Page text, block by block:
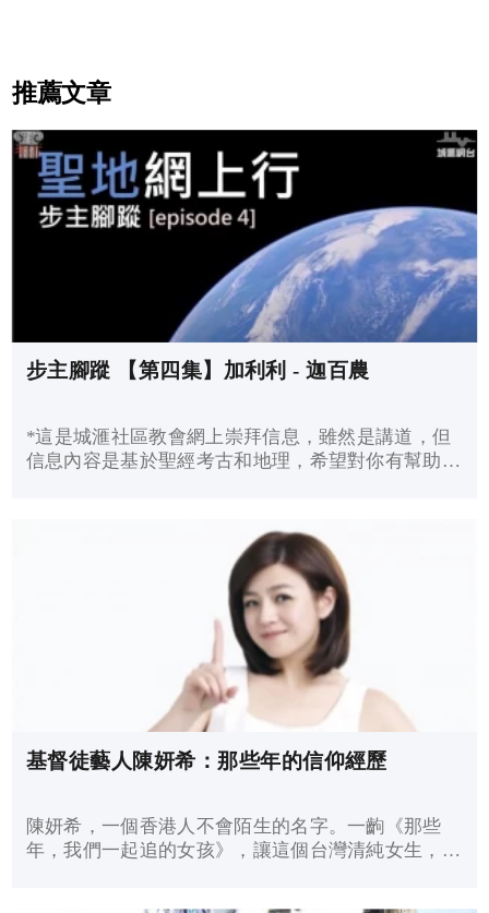
推薦文章
步主腳蹤 【第四集】加利利 - 迦百農
*這是城滙社區教會網上崇拜信息，雖然是講道，但
信息內容是基於聖經考古和地理，希望對你有幫助。
基督徒藝人陳妍希：那些年的信仰經歷
陳妍希，一個香港人不會陌生的名字。一齣《那些
年，我們一起追的女孩》，讓這個台灣清純女生，多